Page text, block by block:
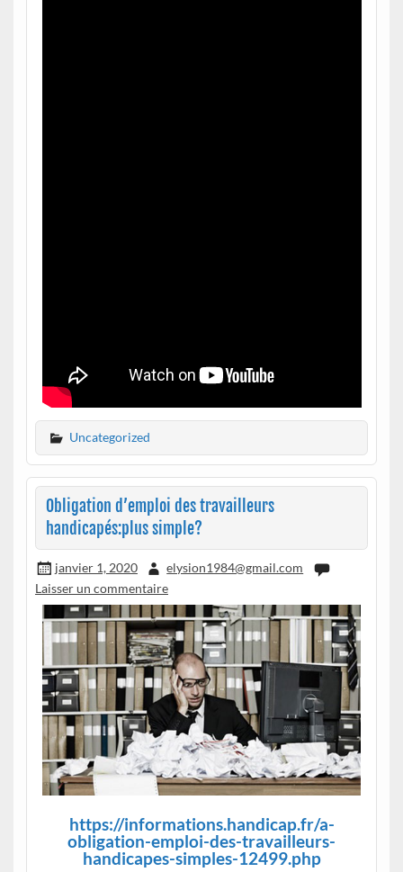
Uncategorized
Obligation d’emploi des travailleurs
handicapés:plus simple?
janvier 1, 2020
elysion1984@gmail.com
Laisser un commentaire
https://informations.handicap.fr/a-
obligation-emploi-des-travailleurs-
handicapes-simples-12499.php